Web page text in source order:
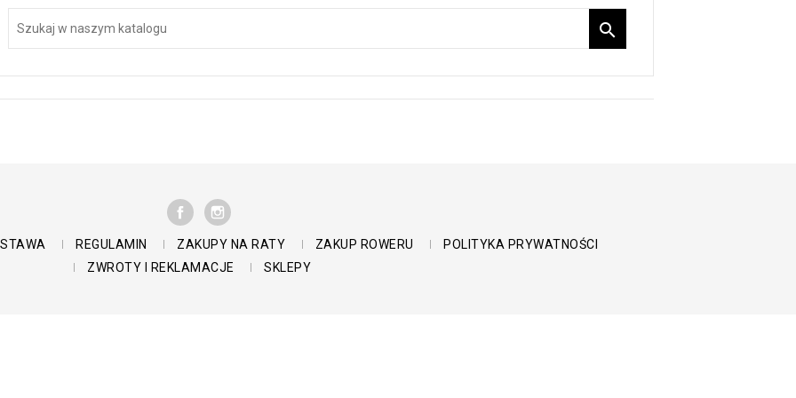

FACEBOOKINSTAGRAM
REGULAMIN ZAKUPY NA RATY ZAKUP ROWERU
POLITYKA PRYWATNOŚCI
ZWROTY I REKLAMACJE
SKLEPY